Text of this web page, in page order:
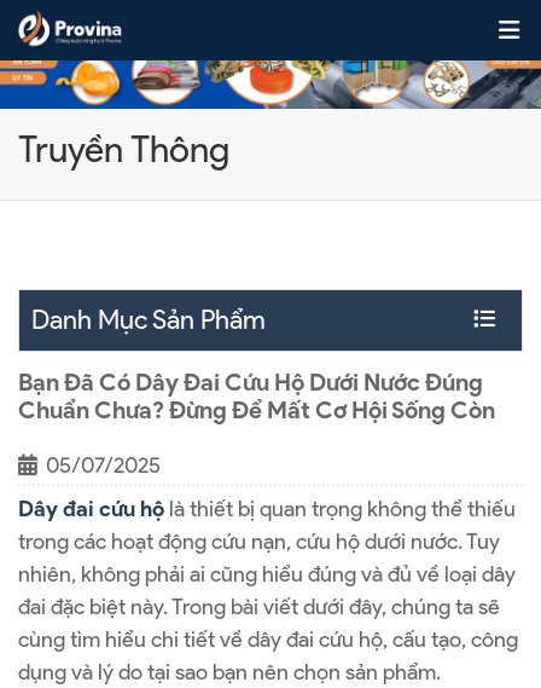
Skip to content
Truyền Thông
Danh Mục Sản Phẩm
Bạn Đã Có Dây Đai Cứu Hộ Dưới Nước Đúng
Chuẩn Chưa? Đừng Để Mất Cơ Hội Sống Còn
05/07/2025
Dây đai cứu hộ là thiết bị quan trọng không thể thiếu
trong các hoạt động cứu nạn, cứu hộ dưới nước. Tuy
nhiên, không phải ai cũng hiểu đúng và đủ về loại dây
đai đặc biệt này. Trong bài viết dưới đây, chúng ta sẽ
cùng tìm hiểu chi tiết về dây đai cứu hộ, cấu tạo, công
dụng và lý do tại sao bạn nên chọn sản phẩm.